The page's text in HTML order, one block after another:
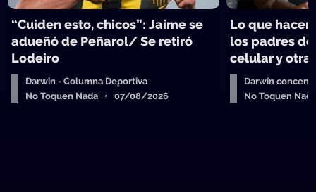
“Cuiden esto, chicos”: Jaime se
adueñó de Peñarol/ Se retiró
Lodeiro
Darwin - Columna Deportiva
No Toquen Nada • 07/08/2026
Lo que
los padres
celular y
Darwin
No Toquen